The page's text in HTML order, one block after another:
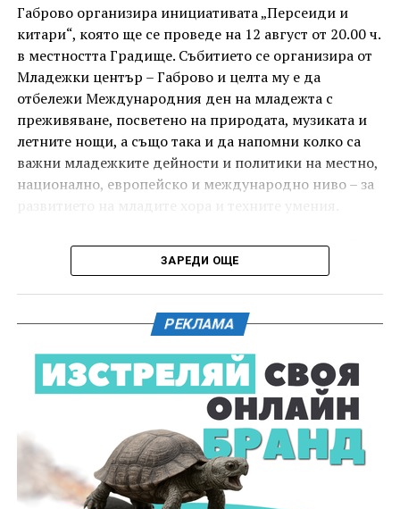
под звездното дряновско небе.
И двете вечери ще продължи инициативата „Книга
за книга“ – всеки може да донесе книга от личната
си библиотека и да вземе друга. Целта е обмен на
заглавия, впечатления и приятен разговор за
литература.
Габрово организира инициативата „Персеиди и
китари“, която ще се проведе на 12 август от 20.00 ч.
в местността Градище. Събитието се организира от
Младежки център – Габрово и целта му е да
отбележи Международния ден на младежта с
преживяване, посветено на природата, музиката и
летните нощи, а също така и да напомни колко са
важни младежките дейности и политики на местно,
национално, европейско и международно ниво – за
Вечерта е в пика на метеорния поток „Персеиди“ –
едно от най-красивите и очаквани астрономически
дни Земята преминава през шлейф от частици,
оставени от кометата 109P/Swift-Tuttle.
Тези частици изгарят в атмосферата над нас и
ние ги виждаме като ярки падащи звезди. На тъмно
и високо място могат да бъдат забелязани около 100
падащи звезди на час. На Градище, заради
близостта на града, броят им е значително по-
малък, но все пак много по- голям, отколкото в
обикновена лятна вечер.
ЗАРЕДИ ОЩЕ
РЕКЛАМА